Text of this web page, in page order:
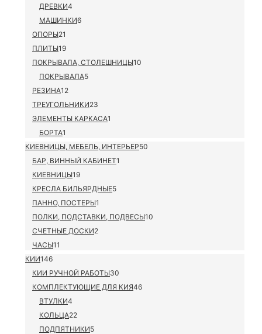
ДРЕВКИ4
МАШИНКИ6
ОПОРЫ21
ПЛИТЫ19
ПОКРЫВАЛА, СТОЛЕШНИЦЫ10
ПОКРЫВАЛА5
РЕЗИНА12
ТРЕУГОЛЬНИКИ23
ЭЛЕМЕНТЫ КАРКАСА1
БОРТА1
КИЕВНИЦЫ, МЕБЕЛЬ, ИНТЕРЬЕР50
БАР, ВИННЫЙ КАБИНЕТ1
КИЕВНИЦЫ19
КРЕСЛА БИЛЬЯРДНЫЕ5
ПАННО, ПОСТЕРЫ1
ПОЛКИ, ПОДСТАВКИ, ПОДВЕСЫ10
СЧЕТНЫЕ ДОСКИ2
ЧАСЫ11
КИИ146
КИИ РУЧНОЙ РАБОТЫ30
КОМПЛЕКТУЮЩИЕ ДЛЯ КИЯ46
ВТУЛКИ4
КОЛЬЦА22
ПОДПЯТНИКИ5